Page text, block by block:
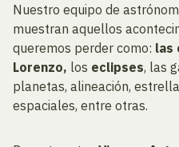
Nuestro equipo de
muestran aquellos
queremos perder como: las
Lorenzo, los eclipses, las
planetas, alineación,
espaciales, entre otras.